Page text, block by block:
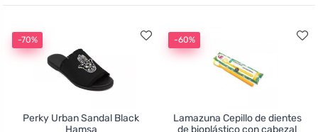
-70%
Perky Urban Sandal Black
Hamsa
-60%
Lamazuna Cepillo de dientes
de bioplástico con cabezal